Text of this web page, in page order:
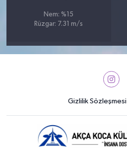
Nem: %15
Rüzgar: 7.31 m/s
Gizlilik Sözleşmesi